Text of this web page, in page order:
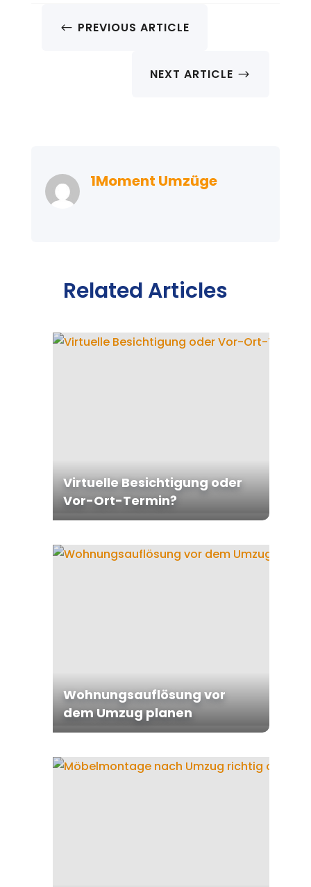
# PREVIOUS ARTICLE
NEXT ARTICLE $
1Moment Umzüge
Related Articles
Virtuelle Besichtigung oder
Vor-Ort-Termin?
Wohnungsauflösung vor
dem Umzug planen